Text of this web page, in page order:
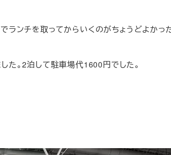
ランチを取ってからいくのがちょうどよかっ
。2泊して駐車場代1600円でした。